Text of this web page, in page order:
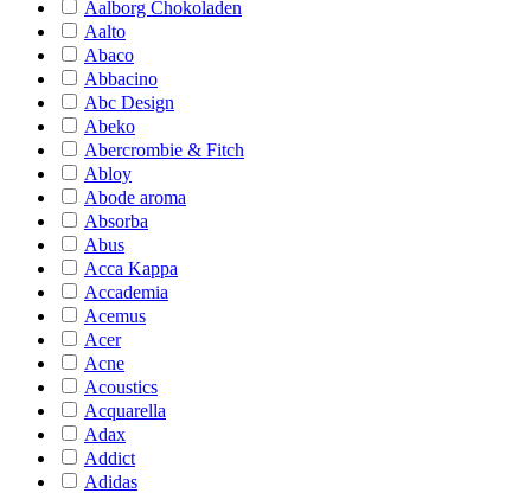
Aalborg Chokoladen
Aalto
Abaco
Abbacino
Abc Design
Abeko
Abercrombie & Fitch
Abloy
Abode aroma
Absorba
Abus
Acca Kappa
Accademia
Acemus
Acer
Acne
Acoustics
Acquarella
Adax
Addict
Adidas